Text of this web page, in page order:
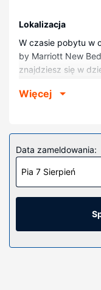
Lokalizacja
W czasie pobytu w
by Marriott New
znajdziesz się w
Seastreak w New
0,7 km od miejsca
okręgu.
Pokoje
Poczuj się jak w
których
Bezpłatny
Więcej
Data zameldowania:
Pia 7 Sierpień